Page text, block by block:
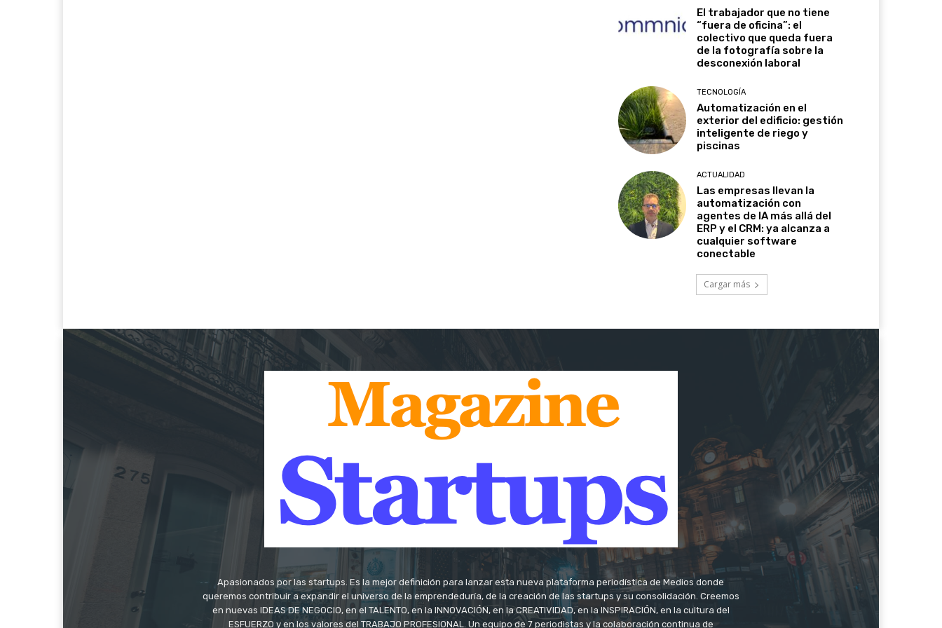
El trabajador que no tiene
“fuera de oficina”: el
colectivo que queda fuera
de la fotografía sobre la
desconexión laboral
TECNOLOGÍA
Automatización en el
exterior del edificio: gestión
inteligente de riego y
piscinas
ACTUALIDAD
Las empresas llevan la
automatización con
agentes de IA más allá del
ERP y el CRM: ya alcanza a
cualquier software
conectable
Cargar más
Apasionados por las startups. Es la mejor definición para lanzar esta nueva plataforma periodística de Medios donde
queremos contribuir a expandir el universo de la emprendeduría, de la creación de las startups y su consolidación. Creemos
en nuevas IDEAS DE NEGOCIO, en el TALENTO, en la INNOVACIÓN, en la CREATIVIDAD, en la INSPIRACIÓN, en la cultura del
ESFUERZO y en los valores del TRABAJO PROFESIONAL. Un equipo de 7 periodistas y la colaboración continua de